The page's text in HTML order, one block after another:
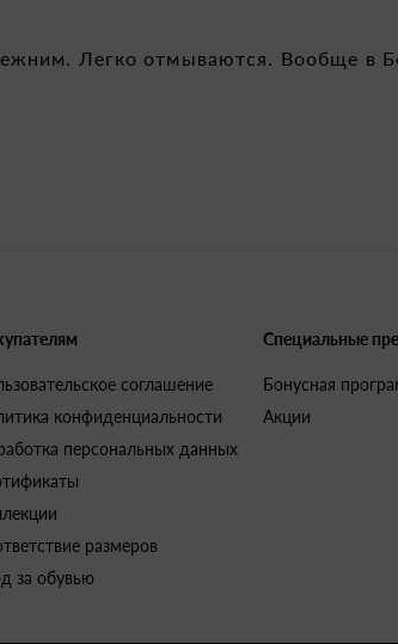
Легко отмываются. Вообще в
соглашение
конфиденциальности
персональных данных
размеров
за обувью
Специальные
Бонусная
Акции